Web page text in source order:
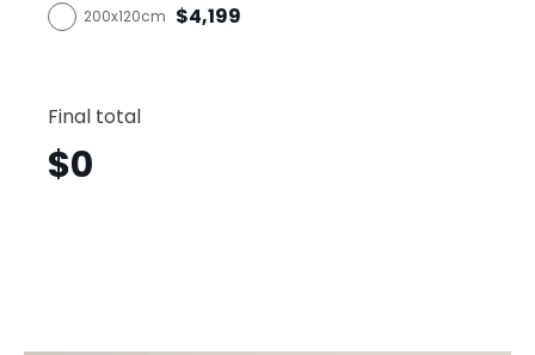
200x120cm $4,199
Final total
$0